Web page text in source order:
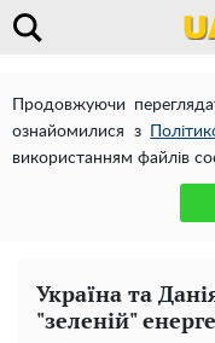
Продовжуючи
ознайомилися з
використанням файлів
Україна та
"зеленій"